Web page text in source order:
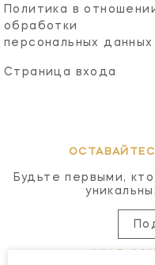
Политика в
обработки
персональных данных
Страница входа
Будьте первыми,